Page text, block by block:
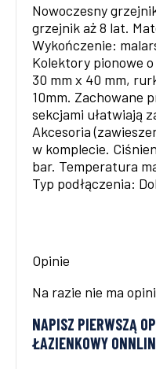
Nowoczesny
grzejnik aż 8 lat.
Wykończenie:
Kolektory pionowe
30 mm x 40 mm,
10mm. Zachowane
sekcjami ułatwiają
Akcesoria
w komplecie.
bar. Temperatura
Typ podłączenia:
Opinie
Na razie nie ma
NAPISZ PIERWSZĄ
ŁAZIENKOWY